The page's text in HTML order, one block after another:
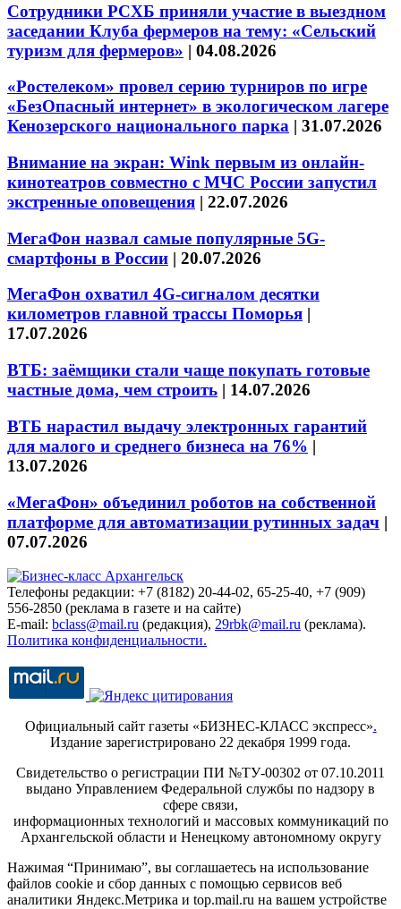
Сотрудники РСХБ приняли участие в выездном
заседании Клуба фермеров на тему: «Сельский
туризм для фермеров» | 04.08.2026
«Ростелеком» провел серию турниров по игре
«БезОпасный интернет» в экологическом лагере
Кенозерского национального парка | 31.07.2026
Внимание на экран: Wink первым из онлайн-
кинотеатров совместно с МЧС России запустил
экстренные оповещения | 22.07.2026
МегаФон назвал самые популярные 5G-
смартфоны в России | 20.07.2026
МегаФон охватил 4G-сигналом десятки
километров главной трассы Поморья |
17.07.2026
ВТБ: заёмщики стали чаще покупать готовые
частные дома, чем строить | 14.07.2026
ВТБ нарастил выдачу электронных гарантий
для малого и среднего бизнеса на 76% |
13.07.2026
«МегаФон» объединил роботов на собственной
платформе для автоматизации рутинных задач |
07.07.2026
Телефоны редакции: +7 (8182) 20-44-02, 65-25-40, +7 (909)
556-2850 (реклама в газете и на сайте)
E-mail: bclass@mail.ru (редакция), 29rbk@mail.ru (реклама).
Политика конфиденциальности.
Официальный сайт газеты «БИЗНЕС-КЛАСС экспресс».
Издание зарегистрировано 22 декабря 1999 года.
Свидетельство о регистрации ПИ №ТУ-00302 от 07.10.2011
выдано Управлением Федеральной службы по надзору в
сфере связи,
информационных технологий и массовых коммуникаций по
Архангельской области и Ненецкому автономному округу
Нажимая “Принимаю”, вы соглашаетесь на использование
файлов cookie и сбор данных с помощью сервисов веб
аналитики Яндекс.Метрика и top.mail.ru на вашем устройстве